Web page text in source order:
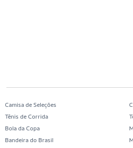
Camisa de Seleções
Tênis de Corrida
Bola da Copa
Bandeira do Brasil